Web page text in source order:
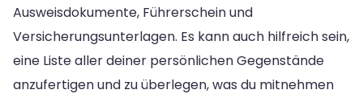
Ausweisdokumente, Führerschein und
Versicherungsunterlagen. Es kann auch hilfreich sein,
eine Liste aller deiner persönlichen Gegenstände
anzufertigen und zu überlegen, was du mitnehmen